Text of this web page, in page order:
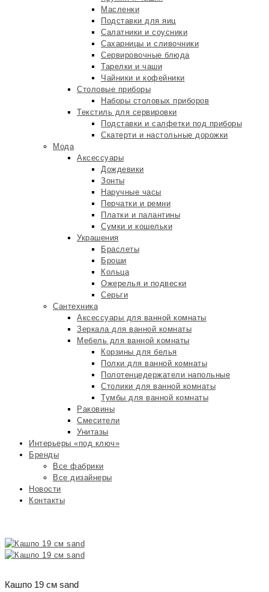
Масленки
Подставки для яиц
Салатники и соусники
Сахарницы и сливочники
Сервировочные блюда
Тарелки и чаши
Чайники и кофейники
Столовые приборы
Наборы столовых приборов
Текстиль для сервировки
Подставки и салфетки под приборы
Скатерти и настольные дорожки
Мода
Аксессуары
Дождевики
Зонты
Наручные часы
Перчатки и ремни
Платки и палантины
Сумки и кошельки
Украшения
Браслеты
Броши
Кольца
Ожерелья и подвески
Серьги
Сантехника
Аксессуары для ванной комнаты
Зеркала для ванной комнаты
Мебель для ванной комнаты
Корзины для белья
Полки для ванной комнаты
Полотенцедержатели напольные
Столики для ванной комнаты
Тумбы для ванной комнаты
Раковины
Смесители
Унитазы
Интерьеры «под ключ»
Бренды
Все фабрики
Все дизайнеры
Новости
Контакты
Кашпо 19 см sand